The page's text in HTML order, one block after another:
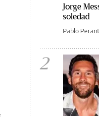
Jorge
soledad
Pablo
2